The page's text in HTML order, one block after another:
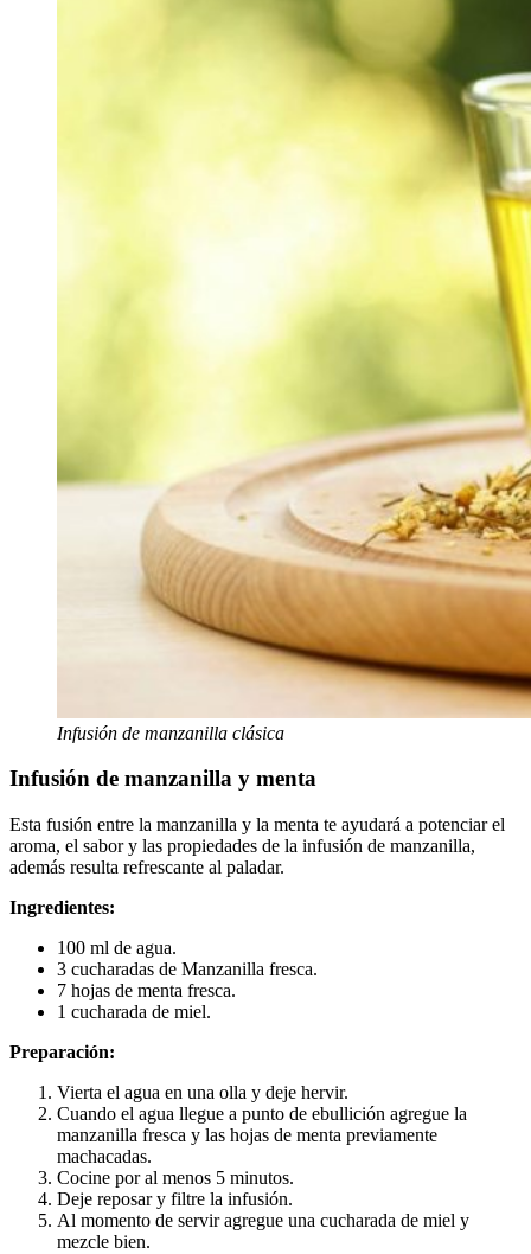
Infusión de manzanilla clásica
Infusión de manzanilla y menta
Esta fusión entre la manzanilla y la menta te ayudará a potenciar el
aroma, el sabor y las propiedades de la infusión de manzanilla,
además resulta refrescante al paladar.
Ingredientes:
100 ml de agua.
3 cucharadas de Manzanilla fresca.
7 hojas de menta fresca.
1 cucharada de miel.
Preparación:
Vierta el agua en una olla y deje hervir.
Cuando el agua llegue a punto de ebullición agregue la
manzanilla fresca y las hojas de menta previamente
machacadas.
Cocine por al menos 5 minutos.
Deje reposar y filtre la infusión.
Al momento de servir agregue una cucharada de miel y
mezcle bien.